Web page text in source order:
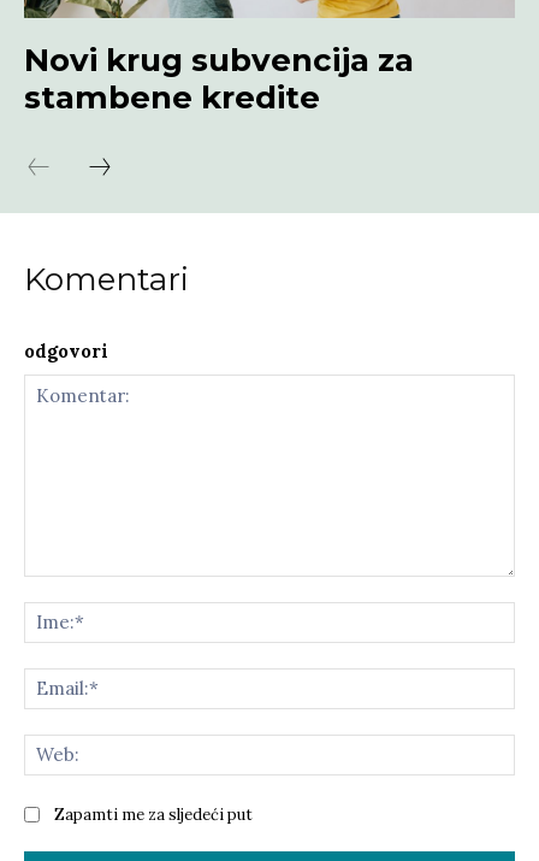
Novi krug subvencija za
stambene kredite
Komentari
odgovori
Zapamti me za sljedeći put